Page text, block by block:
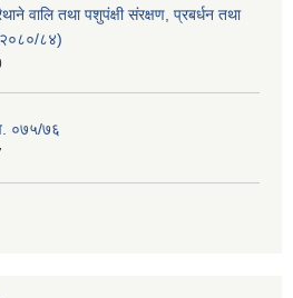
वालि तथा पशुपंक्षी संरक्षण, प्रबर्धन तथा
८४)
०७५/७६